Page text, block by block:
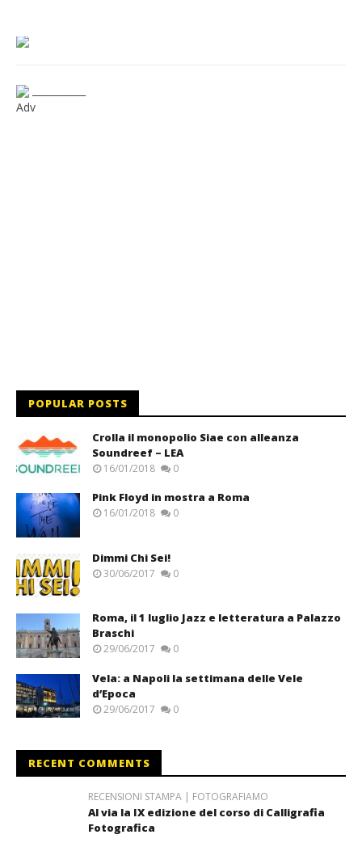
Adv
POPULAR POSTS
Crolla il monopolio Siae con alleanza
Soundreef – LEA
16/01/2018 0
Pink Floyd in mostra a Roma
16/01/2018 0
Dimmi Chi Sei!
30/06/2017 0
Roma, il 1 luglio Jazz e letteratura a Palazzo
Braschi
29/06/2017 0
Vela: a Napoli la settimana delle Vele
d’Epoca
29/06/2017 0
RECENT COMMENTS
RECENSIONI STAMPA | FOTOGRAFIAMO
Al via la IX edizione del corso di Calligrafia
Fotografica